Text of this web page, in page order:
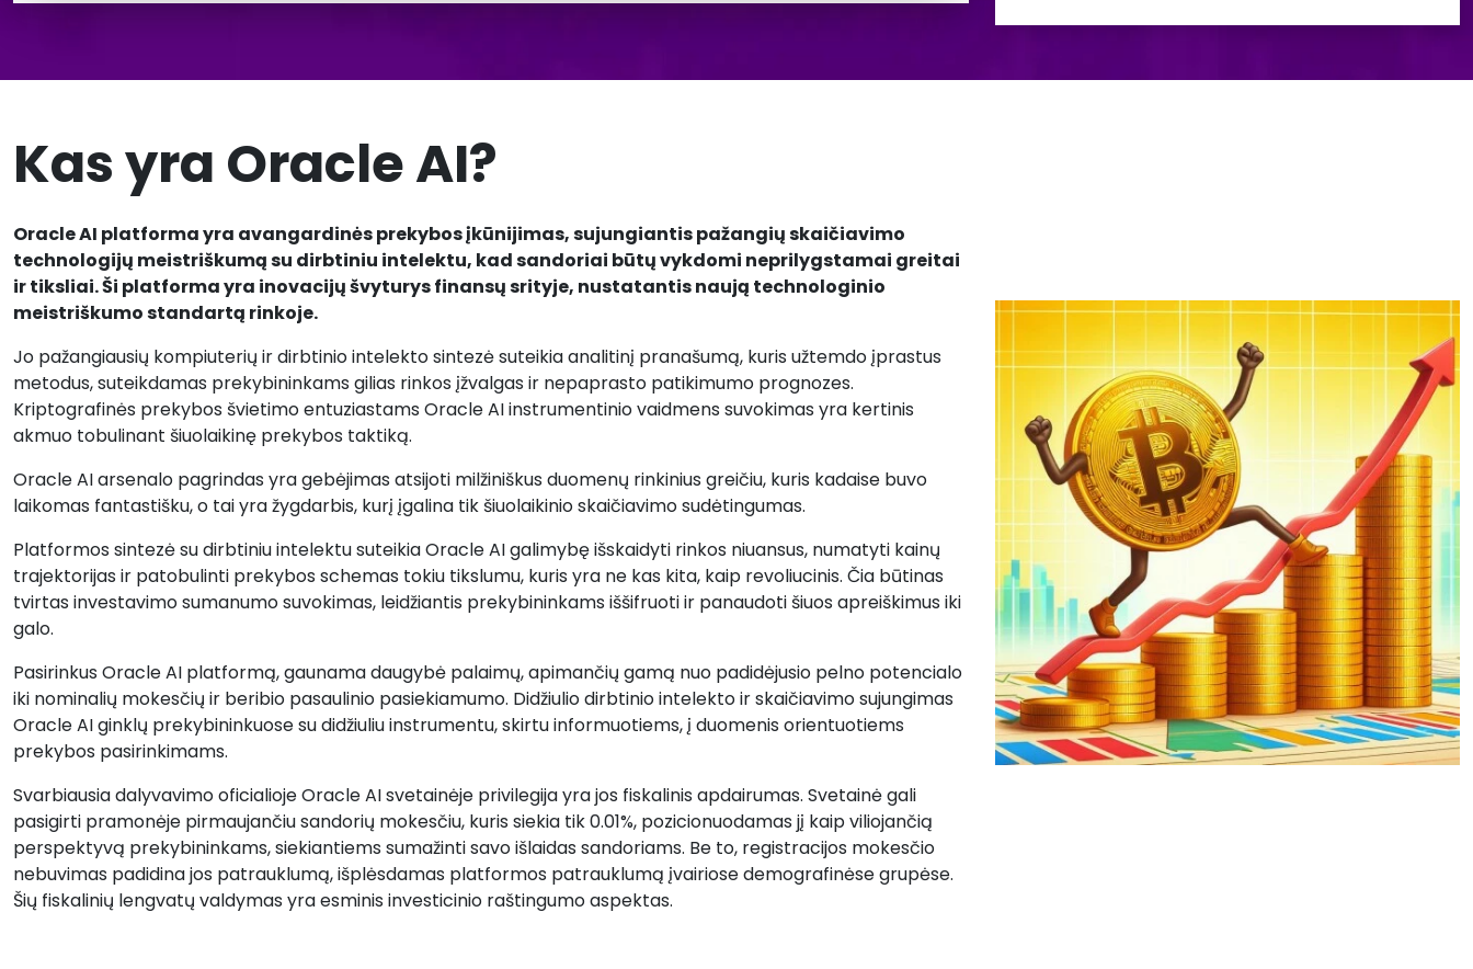
Kas yra Oracle AI?
Oracle AI platforma yra avangardinės prekybos įkūnijimas, sujungiantis pažangių skaičiavimo
technologijų meistriškumą su dirbtiniu intelektu, kad sandoriai būtų vykdomi neprilygstamai greitai
ir tiksliai. Ši platforma yra inovacijų švyturys finansų srityje, nustatantis naują technologinio
meistriškumo standartą rinkoje.
Jo pažangiausių kompiuterių ir dirbtinio intelekto sintezė suteikia analitinį pranašumą, kuris užtemdo įprastus
metodus, suteikdamas prekybininkams gilias rinkos įžvalgas ir nepaprasto patikimumo prognozes.
Kriptografinės prekybos švietimo entuziastams Oracle AI instrumentinio vaidmens suvokimas yra kertinis
akmuo tobulinant šiuolaikinę prekybos taktiką.
Oracle AI arsenalo pagrindas yra gebėjimas atsijoti milžiniškus duomenų rinkinius greičiu, kuris kadaise buvo
laikomas fantastišku, o tai yra žygdarbis, kurį įgalina tik šiuolaikinio skaičiavimo sudėtingumas.
Platformos sintezė su dirbtiniu intelektu suteikia Oracle AI galimybę išskaidyti rinkos niuansus, numatyti kainų
trajektorijas ir patobulinti prekybos schemas tokiu tikslumu, kuris yra ne kas kita, kaip revoliucinis. Čia būtinas
tvirtas investavimo sumanumo suvokimas, leidžiantis prekybininkams iššifruoti ir panaudoti šiuos apreiškimus iki
galo.
Pasirinkus Oracle AI platformą, gaunama daugybė palaimų, apimančių gamą nuo padidėjusio pelno potencialo
iki nominalių mokesčių ir beribio pasaulinio pasiekiamumo. Didžiulio dirbtinio intelekto ir skaičiavimo sujungimas
Oracle AI ginklų prekybininkuose su didžiuliu instrumentu, skirtu informuotiems, į duomenis orientuotiems
prekybos pasirinkimams.
Svarbiausia dalyvavimo oficialioje Oracle AI svetainėje privilegija yra jos fiskalinis apdairumas. Svetainė gali
pasigirti pramonėje pirmaujančiu sandorių mokesčiu, kuris siekia tik 0.01%, pozicionuodamas jį kaip viliojančią
perspektyvą prekybininkams, siekiantiems sumažinti savo išlaidas sandoriams. Be to, registracijos mokesčio
nebuvimas padidina jos patrauklumą, išplėsdamas platformos patrauklumą įvairiose demografinėse grupėse.
Šių fiskalinių lengvatų valdymas yra esminis investicinio raštingumo aspektas.